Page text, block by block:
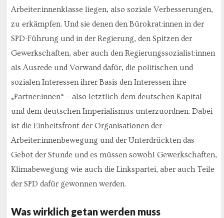
Arbeiter:innenklasse liegen, also soziale Verbesserungen,
zu erkämpfen. Und sie denen den Bürokrat:innen in der
SPD-Führung und in der Regierung, den Spitzen der
Gewerkschaften, aber auch den Regierungssozialist:innen
als Ausrede und Vorwand dafür, die politischen und
sozialen Interessen ihrer Basis den Interessen ihre
„Partner:innen“ – also letztlich dem deutschen Kapital
und dem deutschen Imperialismus unterzuordnen. Dabei
ist die Einheitsfront der Organisationen der
Arbeiter:innenbewegung und der Unterdrückten das
Gebot der Stunde und es müssen sowohl Gewerkschaften,
Klimabewegung wie auch die Linkspartei, aber auch Teile
der SPD dafür gewonnen werden.
Was wirklich getan werden muss